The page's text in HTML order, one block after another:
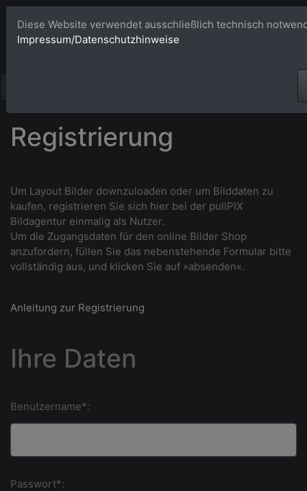
Bildagentur
Registrierung
Um Layout Bilder downzuloaden oder um Bilddaten zu
kaufen, registrieren Sie sich hier bei der pullPIX
Bildagentur einmalig als Nutzer.
Um die Zugangsdaten für den online Bilder Shop
anzufordern, füllen Sie das nebenstehende Formular bitte
vollständig aus, und klicken Sie auf »absenden«.
Anleitung zur Registrierung
Ihre Daten
Benutzername*:
Passwort*:
Diese Website verwendet ausschließlich technisch
Impressum/Datenschutzhinweise